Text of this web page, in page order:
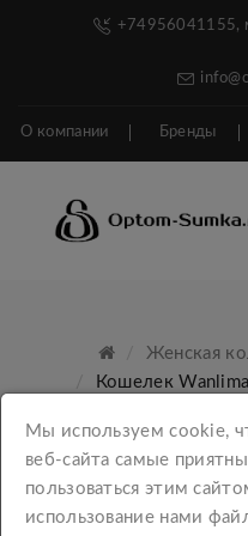
+74956041155,
О компании Бренды
Женская
Кошелек
Мы используем cookie,
веб-сайта самые
пользоваться этим
использование нами